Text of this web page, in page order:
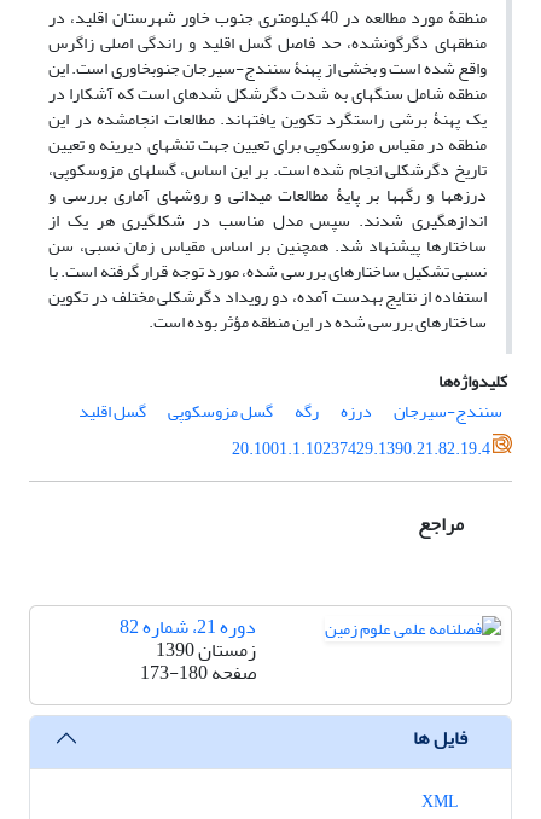
منطقۀ مورد مطالعه در 40 کیلومتری جنوب خاور شهرستان اقلید، در
منطقه­ای دگرگون­شده، حد فاصل گسل اقلید و راندگی اصلی زاگرس
واقع شده است و بخشی از پهنۀ سنندج-سیرجان جنوب­خاوری است. این
منطقه شامل سنگ­های به شدت دگرشکل شده­ای است که آشکارا در
یک پهنۀ برشی راست­گرد تکوین یافته­اند. مطالعات انجام­شده در این
منطقه در مقیاس مزوسکوپی برای تعیین جهت تنش­های دیرینه و تعیین
تاریخ دگر­شکلی انجام شده است. بر این اساس، گسل­های مزوسکوپی،
درزه­ها و رگه­ها بر پایۀ مطالعات میدانی و روش­های آماری بررسی و
اندازه­گیری شدند. سپس مدل مناسب در شکل­گیری هر یک از
ساختارها پیشنهاد شد. همچنین بر اساس مقیاس زمان نسبی، سن
نسبی تشکیل ساختارهای بررسی شده، مورد توجه قرار گرفته است. با
استفاده از نتایج به­دست آمده، دو رویداد دگرشکلی مختلف در تکوین
ساختارهای بررسی شده در این منطقه مؤثر بوده است.
کلیدواژه‌ها
سنندج-سیرجان
درزه رگه گسل مزوسکوپی
گسل اقلید
20.1001.1.10237429.1390.21.82.19.4
مراجع
دوره 21، شماره 82
زمستان 1390
صفحه173-180
فایل ها